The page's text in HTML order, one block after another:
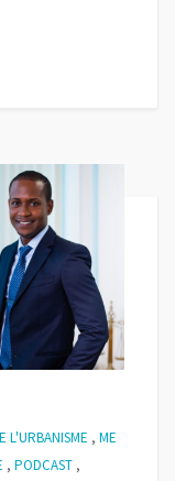
L'URBANISME , ME
, PODCAST ,